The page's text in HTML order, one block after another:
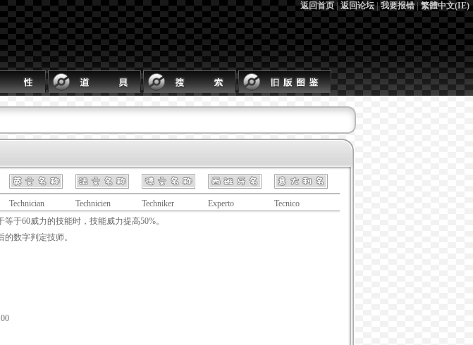
返回首页|返回论坛|我要报错|繁體中文(IE)
Technician Technicien Techniker Experto
Tecnico
于60威力的技能时，技能威力提高50%。
的数字判定技师。